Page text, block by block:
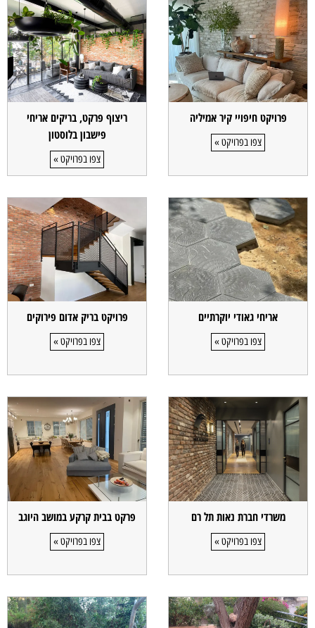
פרויקט חיפויי קיר אמיליה
צפו בפרויקט »
ריצוף פרקט, בריקים אריחי
פישבון בלוסטון
צפו בפרויקט »
אריחי גאודי יוקרתיים
צפו בפרויקט »
פרויקט בריק אדום פירוקים
צפו בפרויקט »
משרדי חברת נאות תל רם
צפו בפרויקט »
פרקט בבית קרקע במושב היוגב
צפו בפרויקט »